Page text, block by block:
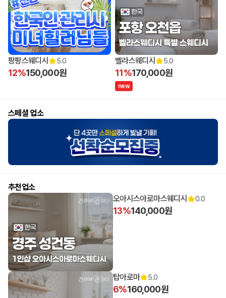
14:00 오픈
팡팡스웨디시 5.0
12%150,000원
15:00 오픈
벨라스웨디시 5.0
11%170,000원
new
스페셜 업소
추천업소
오아시스아로마스웨디시
0.0
13%140,000원
탑아로마 5.0
6%160,000원